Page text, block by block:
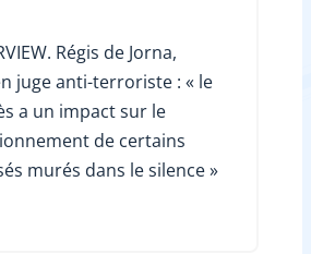
Régis de Jorna,
juge anti-terroriste : « le
a un impact sur le
de certains
murés dans le silence »